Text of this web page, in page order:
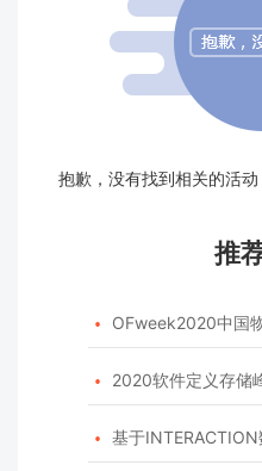
抱歉，没有找到相关的活
推
 OFweek2020中国
 2020软件定义存储
 基于INTERACTION数据